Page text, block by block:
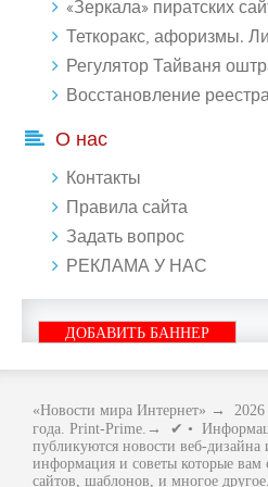
«Зеркала» пиратских сайтов будут
Теткоракс, афоризмы.
Регулятор Тайваня оштрафует
Восстановление реестра Windows 10: как
О нас
Контакты
Правила сайта
Задать вопрос
РЕКЛАМА У НАС
ДОБАВИТЬ БАННЕР
«Новости мира Интернет» → 2026
года. Print-Prime.→ ✔ •
публикуются новости веб-
информация и советы которые
сайтов, шаблонов, и многое